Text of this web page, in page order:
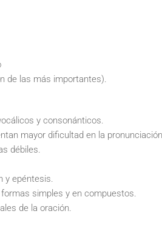
de las más importantes).
y consonánticos.
mayor dificultad en la
débiles.
y epéntesis.
simples y en compuestos.
de la oración.